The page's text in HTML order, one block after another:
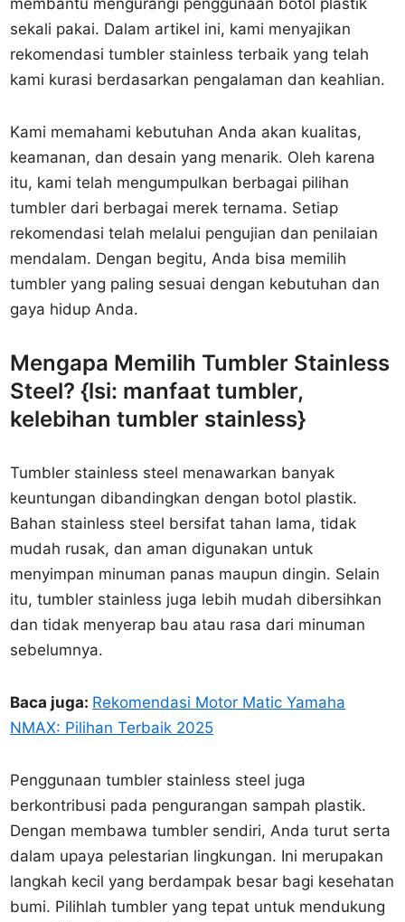
membantu mengurangi penggunaan botol plastik
sekali pakai. Dalam artikel ini, kami menyajikan
rekomendasi tumbler stainless terbaik yang telah
kami kurasi berdasarkan pengalaman dan keahlian.
Kami memahami kebutuhan Anda akan kualitas,
keamanan, dan desain yang menarik. Oleh karena
itu, kami telah mengumpulkan berbagai pilihan
tumbler dari berbagai merek ternama. Setiap
rekomendasi telah melalui pengujian dan penilaian
mendalam. Dengan begitu, Anda bisa memilih
tumbler yang paling sesuai dengan kebutuhan dan
gaya hidup Anda.
Mengapa Memilih Tumbler Stainless
Steel? {lsi: manfaat tumbler,
kelebihan tumbler stainless}
Tumbler stainless steel menawarkan banyak
keuntungan dibandingkan dengan botol plastik.
Bahan stainless steel bersifat tahan lama, tidak
mudah rusak, dan aman digunakan untuk
menyimpan minuman panas maupun dingin. Selain
itu, tumbler stainless juga lebih mudah dibersihkan
dan tidak menyerap bau atau rasa dari minuman
sebelumnya.
Baca juga: Rekomendasi Motor Matic Yamaha
NMAX: Pilihan Terbaik 2025
Penggunaan tumbler stainless steel juga
berkontribusi pada pengurangan sampah plastik.
Dengan membawa tumbler sendiri, Anda turut serta
dalam upaya pelestarian lingkungan. Ini merupakan
langkah kecil yang berdampak besar bagi kesehatan
bumi. Pilihlah tumbler yang tepat untuk mendukung